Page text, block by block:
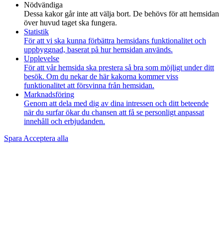
Nödvändiga
Dessa kakor går inte att välja bort. De behövs för att hemsidan
över huvud taget ska fungera.
Statistik
För att vi ska kunna förbättra hemsidans funktionalitet och
uppbyggnad, baserat på hur hemsidan används.
Upplevelse
För att vår hemsida ska prestera så bra som möjligt under ditt
besök. Om du nekar de här kakorna kommer viss
funktionalitet att försvinna från hemsidan.
Marknadsföring
Genom att dela med dig av dina intressen och ditt beteende
när du surfar ökar du chansen att få se personligt anpassat
innehåll och erbjudanden.
Spara Acceptera alla